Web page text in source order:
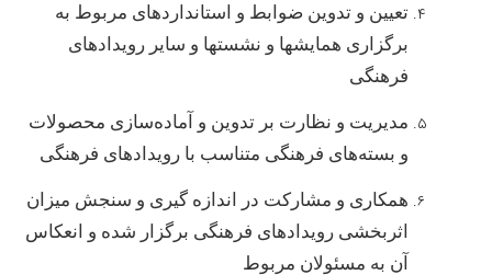
تعیین و تدوین ضوابط و استانداردهای مربوط به
برگزاری همایشها و نشستها و سایر رویدادهای
فرهنگی
مدیریت و نظارت بر تدوین و آماده‌سازی محصولات
و بسته‌های فرهنگی متناسب با رویدادهای فرهنگی
همکاری و مشارکت در اندازه گیری و سنجش میزان
اثربخشی رویدادهای فرهنگی برگزار شده و انعکاس
آن به مسئولان مربوط